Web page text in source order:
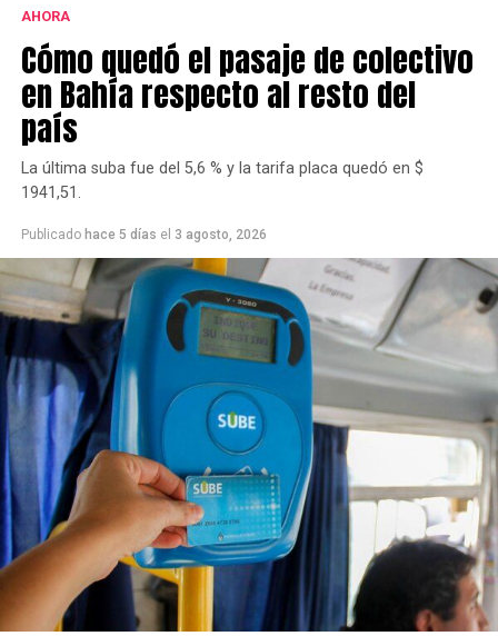
AHORA
Cómo quedó el pasaje de colectivo
en Bahía respecto al resto del
país
La última suba fue del 5,6 % y la tarifa placa quedó en $
1941,51.
Publicado hace 5 días el 3 agosto, 2026